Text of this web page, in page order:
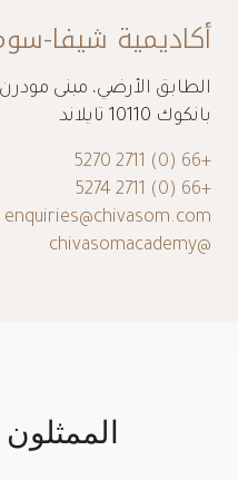
أكاديمية شيفا-
بانكوك 10110 تايلاند
+66 (0) 2711 5270
+66 (0) 2711 5274
enquiries@chivasom.com
@chivasomacademy